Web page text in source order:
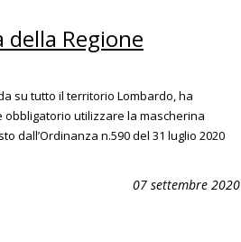
Regione
su tutto il territorio Lombardo, ha
obbligatorio utilizzare la mascherina
dall’Ordinanza n.590 del 31 luglio 2020
07 settembre 2020